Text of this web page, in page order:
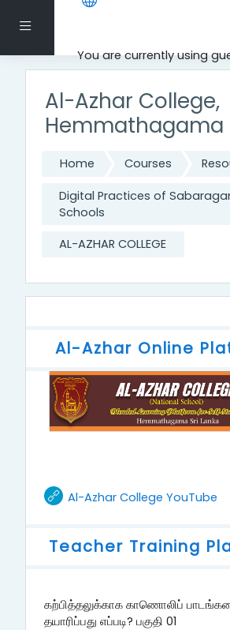
Side panel
You are currently using
Skip to main content
Al-Azhar College,
Hemmathagama
Home Courses
Digital Practices of
Schools
AL-AZHAR COLLEGE
Al-Azhar Online
Al-Azhar College YouTubeURL
Teacher Training
கற்பித்தலுக்காக காணொலிப்
தயாரிப்பது எப்படி? பகுதி 01